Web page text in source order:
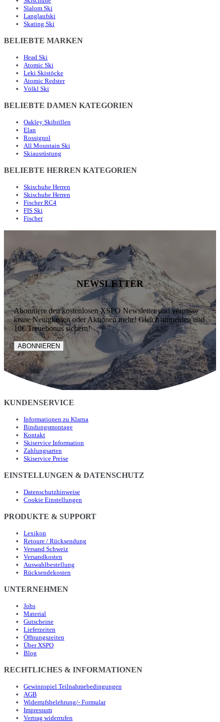
Slalom Ski
Langlaufski
Skating Ski
BELIEBTE MARKEN
Head Ski
Atomic Ski
Leki Skistöcke
Atomic Redster
Völkl Ski
BELIEBTE DAMEN KATEGORIEN
Oakley Skibrillen
Elan
Rossignol
All Mountain Ski
Skiausrüstung
BELIEBTE HERREN KATEGORIEN
Skischuhe Herren
Skischuhe Herren
Fischer RC4
FIS Ski
Fischer
NEWSLETTER
Abonniere den kostenlosen XSPO Newsletter und verpasse
keine Neuigkeiten oder Aktionen mehr! Gleich anmelden und
10€ Treuebonus sichern!
ABONNIEREN
KUNDENSERVICE
Informationen zu Klarna
Bindungsmontage
Kontakt
Skiservice Information
Zahlungsarten
Skiservice Preise
EINSTELLUNGEN & DATENSCHUTZ
Datenschutzhinweise
Cookie Einstellungen
PRODUKTE & SUPPORT
Lexikon
Retoure / Rücksendung
Versand Schweiz
Versandkosten
Auswahlbestellung
Rücksendekosten
UNTERNEHMEN
Jobs
Material
Gutscheine
Lieferzeiten
Öffnungszeiten
Über XSPO
Blog
RECHTLICHES & INFORMATIONEN
Gewinnspiel Teilnahmebedingungen
AGB
Widerrufsbelehrung/- Formular
Impressum
Vertrag widerrufen